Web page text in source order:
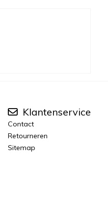
Klantenservice
Contact
Retourneren
Sitemap